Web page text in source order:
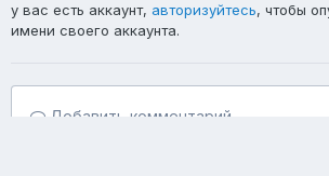
у вас есть аккаунт, авторизуйтесь, чтобы
имени своего аккаунта.
Добавить комментарий...